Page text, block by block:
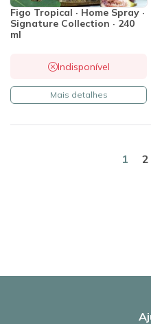
Figo Tropical · Home Spray ·
Signature Collection · 240
ml
Indisponível
Mais detalhes
1 2